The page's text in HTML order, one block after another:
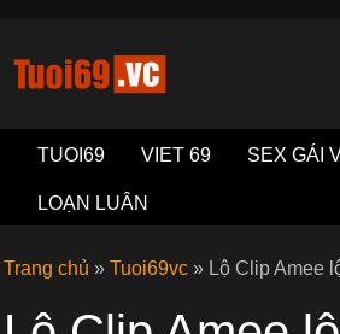
TUOI69 VIET 69 SEX GÁI
LOẠN LUÂN
Trang chủ » Tuoi69vc » Lộ Clip Amee